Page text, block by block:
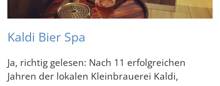
Kaldi Bier Spa
Ja, richtig gelesen: Nach 11 erfolgreichen
Jahren der lokalen Kleinbrauerei Kaldi,